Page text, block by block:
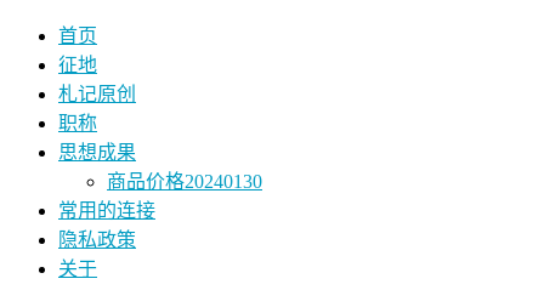
首页
征地
札记原创
职称
思想成果
商品价格20240130
常用的连接
隐私政策
关于